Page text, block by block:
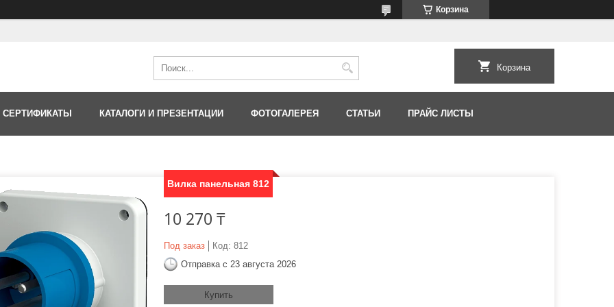
Корзина
Корзина
КАТАЛОГИ И ПРЕЗЕНТАЦИИ ФОТОГАЛЕРЕЯ СТАТЬИ ПРАЙС ЛИСТЫ
Вилка панельная 812
10 270 ₸
Под заказ Код: 812
Отправка с 23 августа 2026
Купить